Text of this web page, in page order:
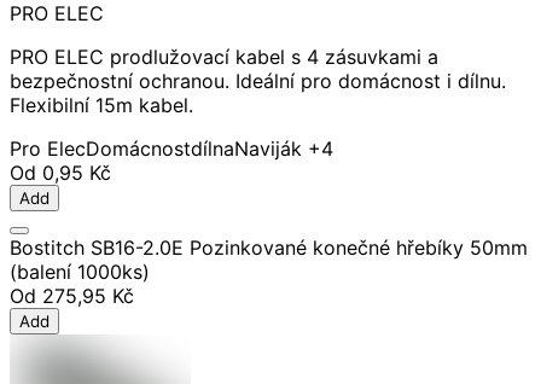
PRO ELEC
PRO ELEC prodlužovací kabel s 4 zásuvkami a
bezpečnostní ochranou. Ideální pro domácnost i dílnu.
Flexibilní 15m kabel.
Pro ElecDomácnostdílnaNaviják +4
Od 0,95 Kč
Add
Bostitch SB16-2.0E Pozinkované konečné hřebíky 50mm
(balení 1000ks)
Od 275,95 Kč
Add